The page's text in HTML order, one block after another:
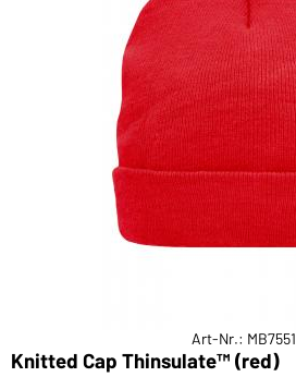
Art-Nr.: MB7551
Knitted Cap Thinsulate™ (red)